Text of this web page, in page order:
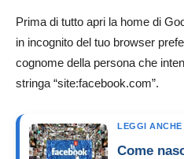
Prima di tutto apri la home di
in incognito del tuo browser
cognome della persona che
stringa “site:facebook.com”.
LEGGI ANCHE
Come